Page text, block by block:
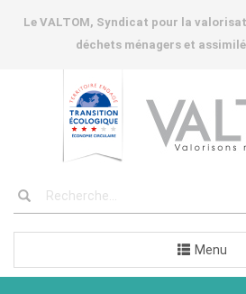
Le VALTOM, Syndicat pour la
déchets ménagers et
Menu